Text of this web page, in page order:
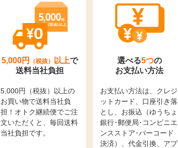
5,000円 （税抜） 以上で
送料当社負担
5,000円（税抜）以上の
お買い物で送料当社負
担！オトク継続便でご注
文いただくと、毎回送料
当社負担です。
選べる5つの
お支払い方法
お支払い方法は、クレジ
ットカード、口座引き落
とし、お振込（ゆうちょ
銀行･郵便局･コンビニエ
ンスストア･バーコード
決済）、代金引換、アプ